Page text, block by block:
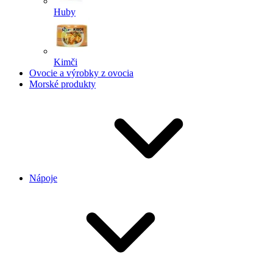
Huby
Kimči
Ovocie a výrobky z ovocia
Morské produkty
Nápoje